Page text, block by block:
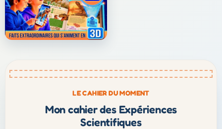
LE CAHIER DU MOMENT
Mon cahier des Expériences
Scientifiques